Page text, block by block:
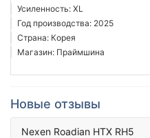
Усиленность: XL
Год производства: 2025
Страна: Корея
Магазин: Праймшина
Новые отзывы
Nexen Roadian HTX RH5